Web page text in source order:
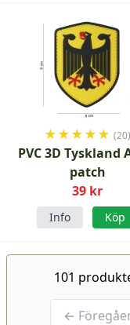
★★★★★ (20)
PVC 3D Tyskland
patch
39 kr
Info Köp
101
←